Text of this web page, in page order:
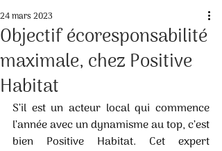
Objectif écoresponsabilité
maximale, chez Positive
Habitat
24 mars 2023
S’il est un acteur local qui commence
l’année avec un dynamisme au top, c’est
bien Positive Habitat. Cet expert